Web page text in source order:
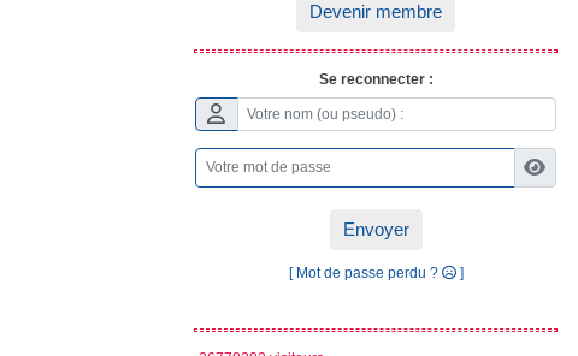
Devenir membre
Se reconnecter :
Envoyer
[ Mot de passe perdu ? ]